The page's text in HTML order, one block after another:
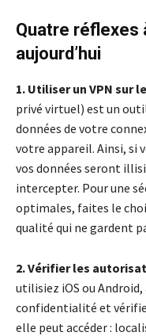
Quatre réflexes
aujourd’hui
1. Utiliser un VPN sur
privé virtuel) est un
données de votre
votre appareil. Ainsi, si
vos données seront
intercepter. Pour une
optimales, faites le
qualité qui ne gardent
2. Vérifier les
utilisiez iOS ou
confidentialité et
elle peut accéder :